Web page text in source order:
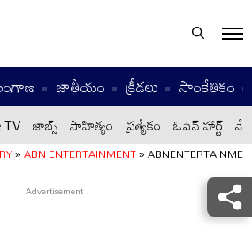
జాతీయం క్రీడలు సాంకేతికం
జాబ్స్ సాహిత్యం ప్రత్యేకం ఓపెన్ హార్ట్
»ABN ENTERTAINMENT»